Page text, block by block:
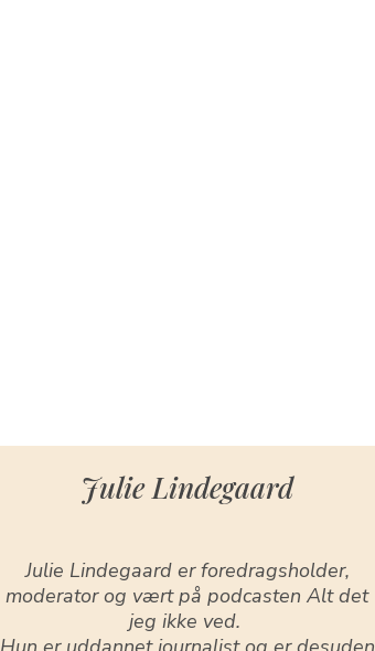
Julie Lindegaard
Julie Lindegaard er foredragsholder,
moderator og vært på podcasten Alt det
jeg ikke ved.